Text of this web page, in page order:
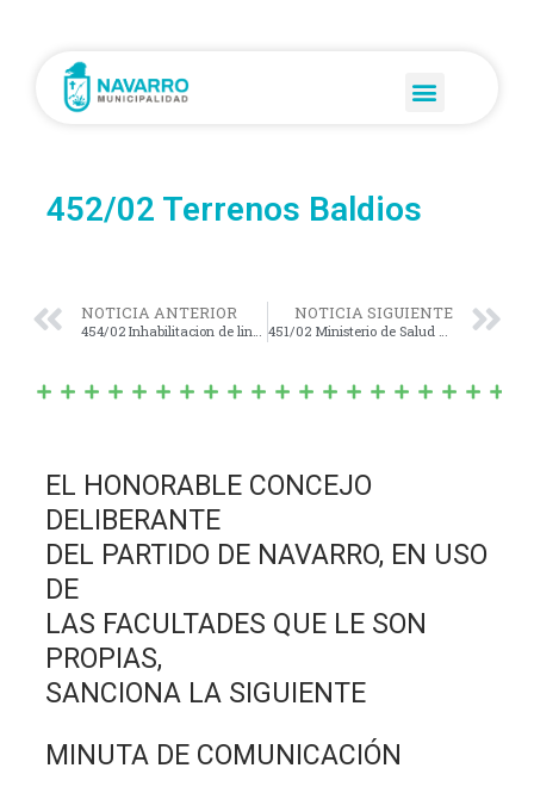
452/02 Terrenos Baldios
NOTICIA ANTERIOR
454/02 Inhabilitacion de lineas telefonicas Municipales
NOTICIA SIGUIENTE
451/02 Ministerio de Salud de La Plata
EL HONORABLE CONCEJO
DELIBERANTE
DEL PARTIDO DE NAVARRO, EN USO
DE
LAS FACULTADES QUE LE SON
PROPIAS,
SANCIONA LA SIGUIENTE
MINUTA DE COMUNICACIÓN